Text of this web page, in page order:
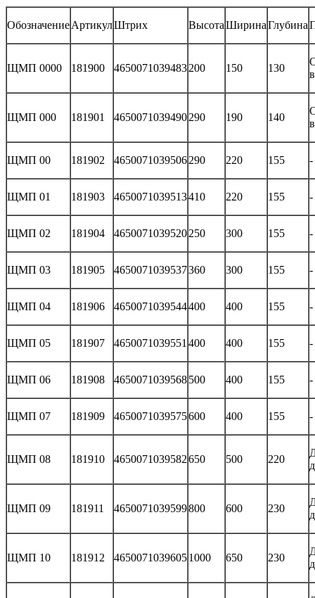
ОбозначениеАртикулШтрих ВысотаШиринаГлубина
ЩМП 0000 181900 4650071039483200 150 130
ЩМП 000 181901 4650071039490290 190 140
ЩМП 00 181902 4650071039506290 220 155 -
ЩМП 01 181903 4650071039513410 220 155 -
ЩМП 02 181904 4650071039520250 300 155 -
ЩМП 03 181905 4650071039537360 300 155 -
ЩМП 04 181906 4650071039544400 400 155 -
ЩМП 05 181907 4650071039551 400 400 155 -
ЩМП 06 181908 4650071039568500 400 155 -
ЩМП 07 181909 4650071039575600 400 155 -
ЩМП 08 181910 4650071039582650 500 220
ЩМП 09 181911 4650071039599800 600 230
ЩМП 10 181912 46500710396051000 650 230